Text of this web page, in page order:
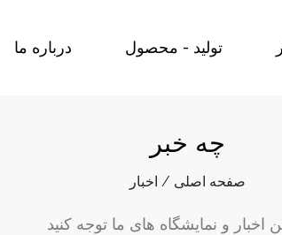
درباره ما تولید - محصول
چه خبر
صفحه اصلی / اخبار
اخبار و نمایشگاه های ما توجه کنید